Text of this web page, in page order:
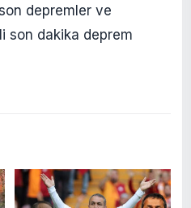
depremler ve
son dakika deprem